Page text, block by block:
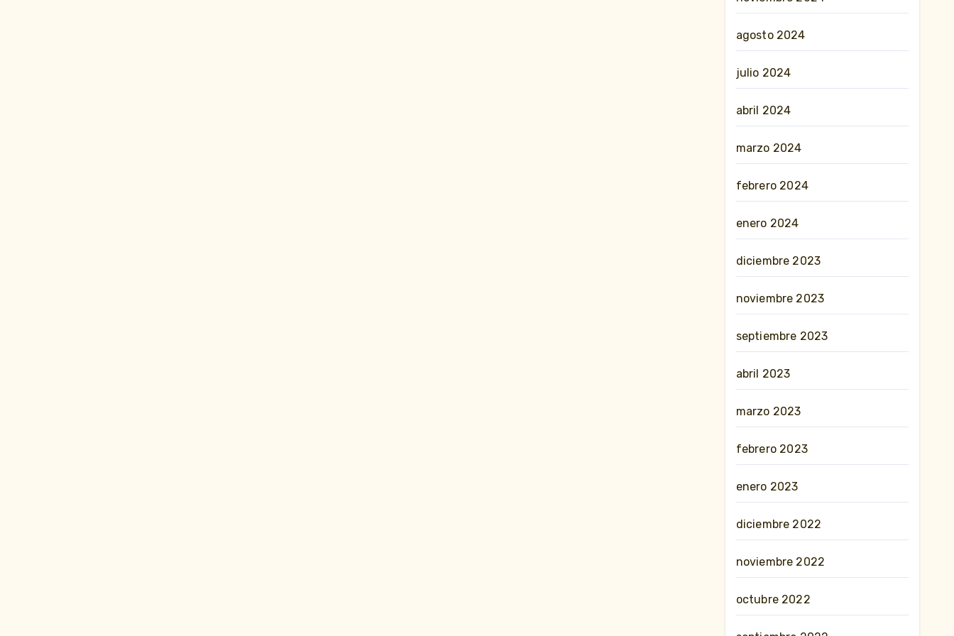
agosto 2024
julio 2024
abril 2024
marzo 2024
febrero 2024
enero 2024
diciembre 2023
noviembre 2023
septiembre 2023
abril 2023
marzo 2023
febrero 2023
enero 2023
diciembre 2022
noviembre 2022
octubre 2022